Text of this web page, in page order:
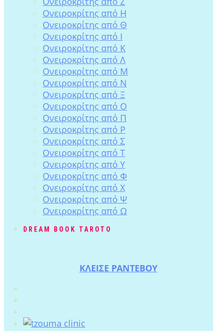
Ονειροκρίτης από Η
Ονειροκρίτης από Θ
Ονειροκρίτης από Ι
Ονειροκρίτης από Κ
Ονειροκρίτης από Λ
Ονειροκρίτης από Μ
Ονειροκρίτης από Ν
Ονειροκρίτης από Ξ
Ονειροκρίτης από Ο
Ονειροκρίτης από Π
Ονειροκρίτης από Ρ
Ονειροκρίτης από Σ
Ονειροκρίτης από Τ
Ονειροκρίτης από Υ
Ονειροκρίτης από Φ
Ονειροκρίτης από Χ
Ονειροκρίτης από Ψ
Ονειροκρίτης από Ω
DREAM BOOK TAROTO
ΚΛΕΙΣΕ ΡΑΝΤΕΒΟΥ